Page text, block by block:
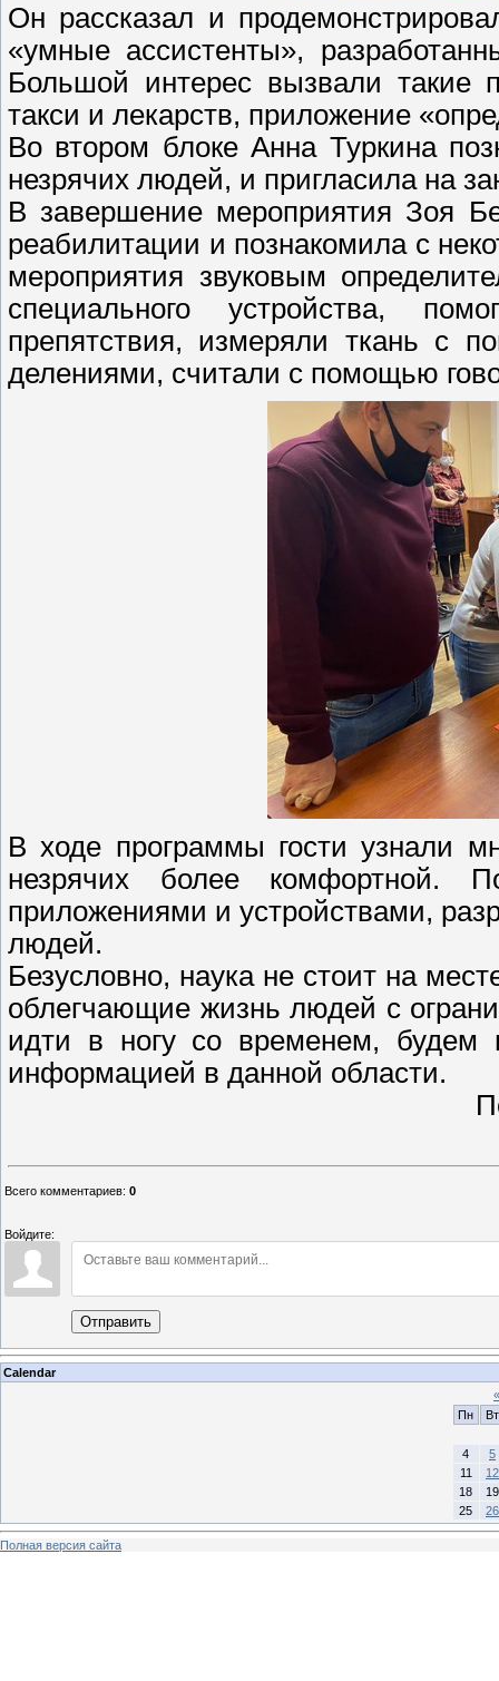
Он рассказал и
«умные ассистенты»,
Большой интерес вызвали такие
такси и лекарств, приложение
Во втором блоке Анна Туркина
незрячих людей, и пригласила на
В завершение мероприятия Зоя
реабилитации и познакомила с
мероприятия звуковым
специального устройства,
препятствия, измеряли ткань с
делениями, считали с помощью
В ходе программы гости узнали
незрячих более комфортной.
приложениями и устройствами,
людей.
Безусловно, наука не стоит на
облегчающие жизнь людей с
идти в ногу со временем, будем
информацией в данной области.
По
Всего комментариев: 0
Войдите:
Отправить
Calendar
«
Пн
Вт
4
5
11
12
18
19
25
26
Полная версия сайта